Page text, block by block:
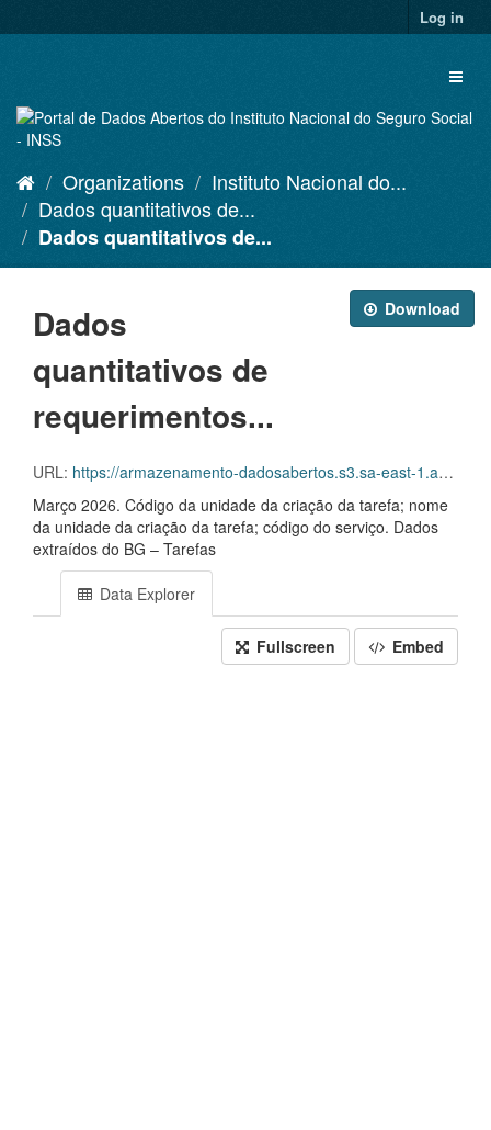
to
Log in
Organizations
Instituto Nacional do...
Dados quantitativos de...
Dados quantitativos de...
Download
Dados
quantitativos de
requerimentos...
URL: https://armazenamento-dadosabertos.s3.sa-east-1.amazonaws.com/PDA_2025_2027/Grupos_de_dados/Dados+quantitativos+de+requerimentos+administrativos+pendentes+de+an%C3%A1lise/PDA_ITEM_10_PEND_202603.csv
Março 2026. Código da unidade da criação da tarefa; nome
da unidade da criação da tarefa; código do serviço. Dados
extraídos do BG – Tarefas
Data Explorer
Fullscreen Embed